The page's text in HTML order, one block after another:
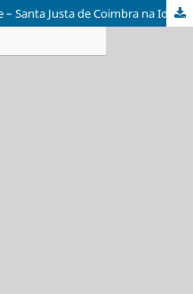
CAMPOS, Maria Amélia Álvaro de – Santa Justa de Coimbra na Idade Média: o espaço urbano, religioso e socio-económico. Coimbra: 2012